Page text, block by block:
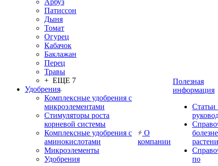
Арбуз
Патиссон
Дыня
Томат
Огурец
Кабачок
Баклажан
Перец
Травы
+ ЕЩЕ 7
Удобрения
Комплексные удобрения с
микроэлементами
Стимуляторы роста
корневой системы
Комплексные удобрения с
аминокислотами
Микроэлементы
Удобрения
О
компании
Полезная
информация
Статьи
по